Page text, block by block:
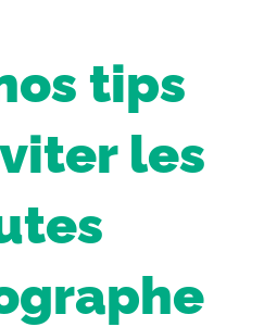
tips
les